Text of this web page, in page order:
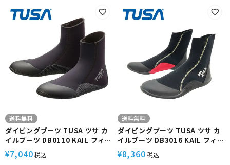
ド)
送料無料
ダイビングブーツ TUSA ツサ カ
イルブーツ DB0110 KAIL フィン
スキンダイビング マリンシュー
ズ 軽器材
¥7,040税込
送料無料
ダイビングブーツ TUSA ツサ カ
イルブーツ DB3016 KAIL フィン
スキンダイビング マリンシュー
ズ 軽器材
¥8,360税込